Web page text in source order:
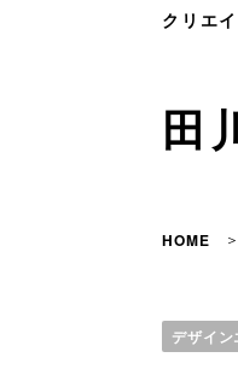
クリエ
田
HOME
デザイ